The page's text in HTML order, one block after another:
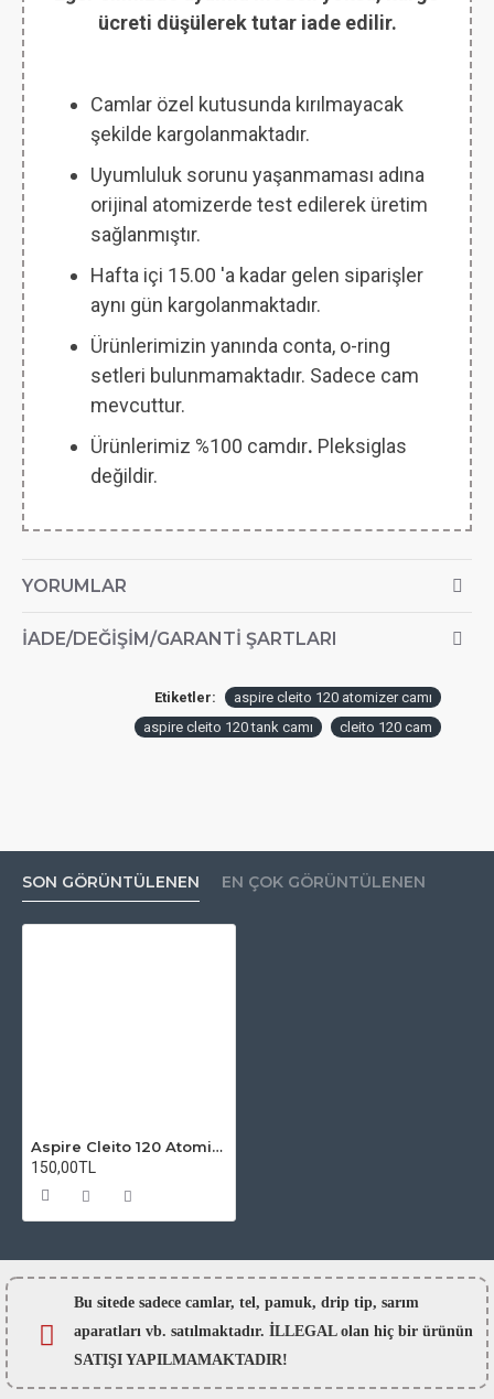
ücreti düşülerek tutar iade edilir.
Camlar özel kutusunda kırılmayacak
şekilde kargolanmaktadır.
Uyumluluk sorunu yaşanmaması adına
orijinal atomizerde test edilerek üretim
sağlanmıştır.
Hafta içi 15.00 'a kadar gelen siparişler
aynı gün kargolanmaktadır.
Ürünlerimizin yanında conta, o-ring
setleri bulunmamaktadır. Sadece cam
mevcuttur.
Ürünlerimiz %100 camdır. Pleksiglas
değildir.
YORUMLAR
İADE/DEĞIŞIM/GARANTI ŞARTLARI
Etiketler:
aspire cleito 120 atomizer camı
aspire cleito 120 tank camı
cleito 120 cam
SON GÖRÜNTÜLENEN EN ÇOK GÖRÜNTÜLENEN
Aspire Cleito 120 Atomizer Camı
150,00TL
Bu sitede sadece camlar, tel, pamuk, drip tip, sarım
aparatları vb. satılmaktadır. İLLEGAL olan hiç bir ürünün
SATIŞI YAPILMAMAKTADIR!